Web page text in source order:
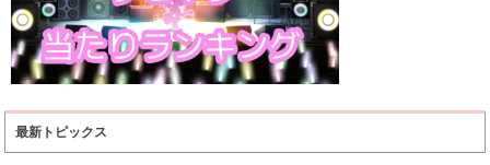
最新トピックス